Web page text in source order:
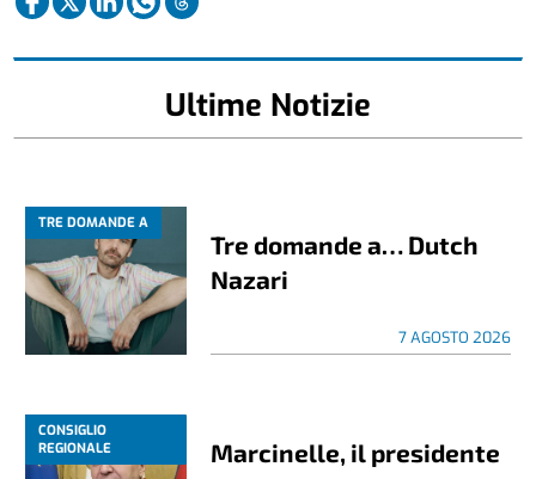
Ultime Notizie
TRE DOMANDE A
Tre domande a… Dutch
Nazari
7 AGOSTO 2026
CONSIGLIO
REGIONALE
Marcinelle, il presidente